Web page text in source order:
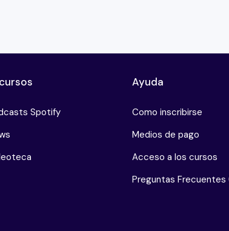
Spotify
Ayuda
Como inscribirse
Medios de pago
Acceso a los cursos
Preguntas Frecuentes